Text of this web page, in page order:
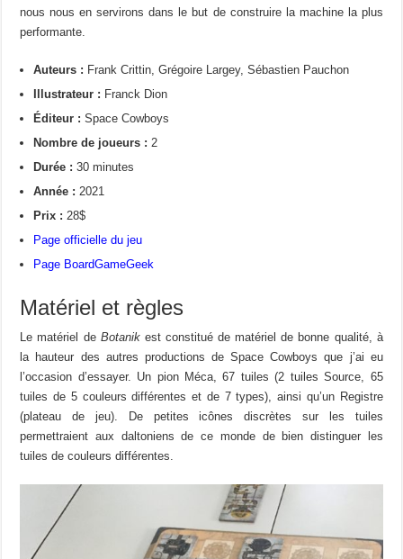
nous nous en servirons dans le but de construire la machine la plus
performante.
Auteurs : Frank Crittin,Grégoire Largey,Sébastien Pauchon
Illustrateur : Franck Dion
Éditeur :Space Cowboys
Nombre de joueurs : 2
Durée :30 minutes
Année : 2021
Prix : 28$
Page officielle du jeu
Page BoardGameGeek
Matériel et règles
Le matériel de Botanikest constitué de matériel de bonne qualité, à
la hauteur des autres productions de Space Cowboys que j’ai eu
l’occasion d’essayer. Un pion Méca, 67 tuiles (2 tuiles Source, 65
tuiles de 5 couleurs différentes et de 7 types), ainsi qu’un Registre
(plateau de jeu). De petites icônes discrètes sur les tuiles
permettraient aux daltoniens de ce monde de bien distinguer les
tuiles de couleurs différentes.